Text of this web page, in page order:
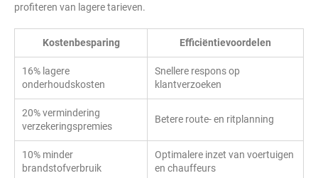
profiteren van lagere tarieven.
Kostenbesparing Efficiëntievoordelen
16% lagere
onderhoudskosten
Snellere respons op
klantverzoeken
20% vermindering
verzekeringspremies
Betere route- en ritplanning
10% minder
brandstofverbruik
Optimalere inzet van voertuigen
en chauffeurs